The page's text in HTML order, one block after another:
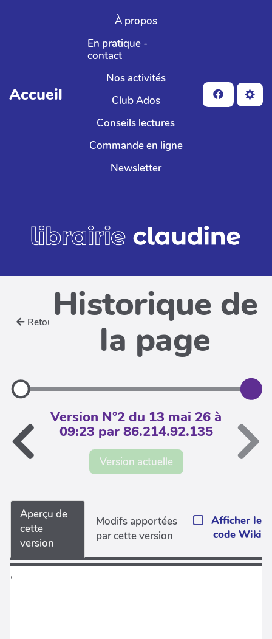
Aller au contenu principal
Accueil
À propos
En pratique -
contact
Nos activités
Club Ados
Conseils lectures
Commande en ligne
Newsletter
Retour Historique de
la page
Version N°2 du 13 mai 26 à
09:23 par 86.214.92.135
Version actuelle
Aperçu de
cette
version
Modifs apportées
par cette version
Afficher le
code Wiki